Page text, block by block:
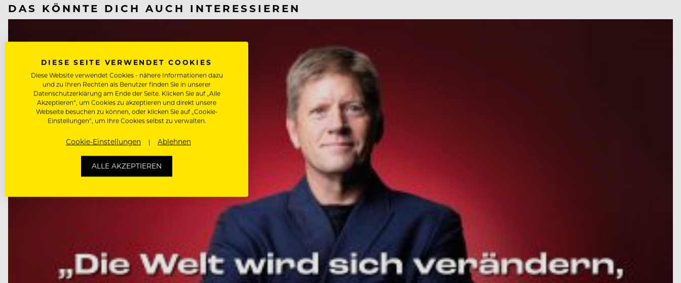
DAS KÖNNTE DICH AUCH INTERESSIEREN
DIESE SEITE VERWENDET COOKIES
Diese Website verwendet Cookies - nähere Informationen dazu
und zu Ihren Rechten als Benutzer finden Sie in unserer
Datenschutzerklärung am Ende der Seite. Klicken Sie auf „Alle
Akzeptieren“, um Cookies zu akzeptieren und direkt unsere
Webseite besuchen zu können, oder klicken Sie auf „Cookie-
Einstellungen“, um Ihre Cookies selbst zu verwalten.
Cookie-Einstellungen Ablehnen
ALLE AKZEPTIEREN